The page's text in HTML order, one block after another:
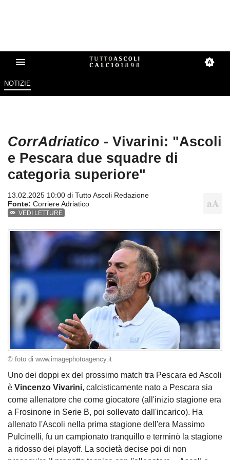
NOTIZIE
CorrAdriatico - Vivarini: "Ascoli
e Pescara due squadre di
categoria superiore"
13.02.2025 10:00 di Tutto Ascoli Redazione
Fonte: Corriere Adriatico
VEDI LETTURE
© foto di www.imagephotoagency.it
Uno dei doppi ex del prossimo match tra Pescara ed Ascoli
è Vincenzo Vivarini, calcisticamente nato a Pescara sia
come allenatore che come giocatore (all'inizio stagione era
a Frosinone in Serie B, poi sollevato dall'incarico). Ha
allenato l'Ascoli nella prima stagione dell'era Massimo
Pulcinelli, fu un campionato tranquillo e terminò la stagione
a ridosso dei playoff. La società decise poi di non